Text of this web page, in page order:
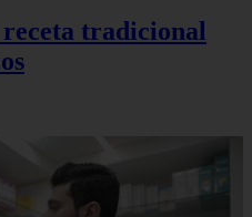
tradicional